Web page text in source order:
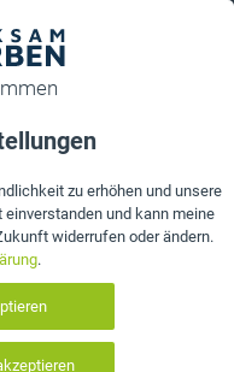
Kontakt